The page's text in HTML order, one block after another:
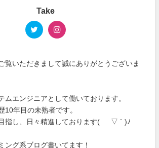
Take
覧いただきまして誠にありがとうございま
ムエンジニアとして働いております。
10年目の未熟者です。
指し、日々精進しております( ´ ▽ ` )ﾉ
ング系ブログ書いてます！